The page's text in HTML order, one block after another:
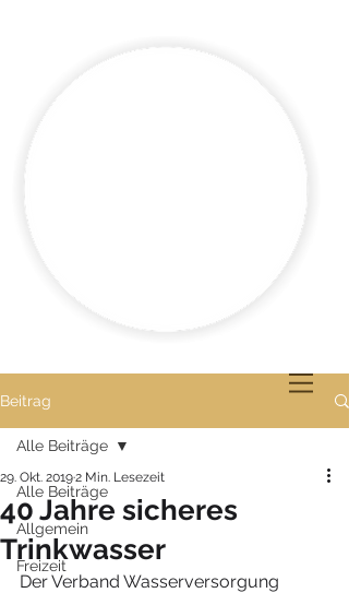
Beitrag
Alle Beiträge
Allgemein
Freizeit
Alle Beiträge
40 Jahre sicheres
Trinkwasser
29. Okt. 20192 Min. Lesezeit
Der Verband Wasserversorgung